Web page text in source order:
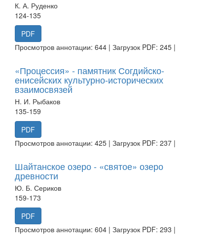
К. А. Руденко
124-135
PDF
Просмотров аннотации: 644 | Загрузок PDF: 245 |
«Процессия» - памятник Согдийско-
енисейских культурно-исторических
взаимосвязей
Н. И. Рыбаков
135-159
PDF
Просмотров аннотации: 425 | Загрузок PDF: 237 |
Шайтанское озеро - «святое» озеро
древности
Ю. Б. Сериков
159-173
PDF
Просмотров аннотации: 604 | Загрузок PDF: 293 |